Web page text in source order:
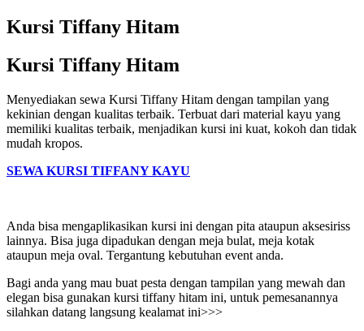
Kursi Tiffany Hitam
Kursi Tiffany Hitam
Menyediakan sewa Kursi Tiffany Hitam dengan tampilan yang
kekinian dengan kualitas terbaik. Terbuat dari material kayu yang
memiliki kualitas terbaik, menjadikan kursi ini kuat, kokoh dan tidak
mudah kropos.
SEWA KURSI TIFFANY KAYU
Anda bisa mengaplikasikan kursi ini dengan pita ataupun aksesiriss
lainnya. Bisa juga dipadukan dengan meja bulat, meja kotak
ataupun meja oval. Tergantung kebutuhan event anda.
Bagi anda yang mau buat pesta dengan tampilan yang mewah dan
elegan bisa gunakan kursi tiffany hitam ini, untuk pemesanannya
silahkan datang langsung kealamat ini>>>